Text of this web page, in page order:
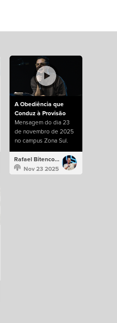
A Obediência que
Conduz à Provisão
Mensagem do dia 23
de novembro de 2025
no campus Zona Sul.
Rafael Bitencourt
Nov 23 2025